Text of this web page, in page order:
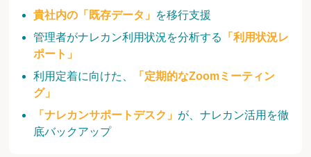
貴社内の「既存データ」 を移行支援
管理者がナレカン利用状況を分析する
「利用状況レ
ポート」
利用定着に向けた、
「定期的なZoomミーティン
グ」
「ナレカンサポートデスク」 が、ナレカン活用を徹
底バックアップ